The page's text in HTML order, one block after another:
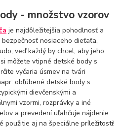
- množstvo vzorov
je najdôležitejšia pohodlnosť a
nosiaceho dieťaťa,
veď každý by chcel, aby jeho
môžete vtipné detské body s
vyčaria úsmev na tvári
obľúbené detské body s
dievčenskými a
vzormi, rozprávky a iné
a prevedení uľahčuje nájdenie
použitie aj na špeciálne príležitosti!